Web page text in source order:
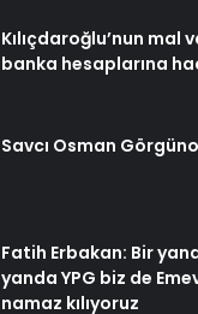
Kılıçdaroğlu’nun mal
banka hesaplarına
Savcı Osman
Fatih Erbakan: Bir
yanda YPG biz de
namaz kılıyoruz